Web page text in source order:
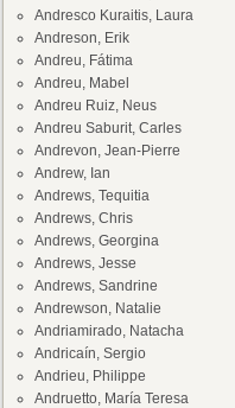
Andresco Kuraitis, Laura
Andreson, Erik
Andreu, Fátima
Andreu, Mabel
Andreu Ruiz, Neus
Andreu Saburit, Carles
Andrevon, Jean-Pierre
Andrew, Ian
Andrews, Tequitia
Andrews, Chris
Andrews, Georgina
Andrews, Jesse
Andrews, Sandrine
Andrewson, Natalie
Andriamirado, Natacha
Andricaín, Sergio
Andrieu, Philippe
Andruetto, María Teresa